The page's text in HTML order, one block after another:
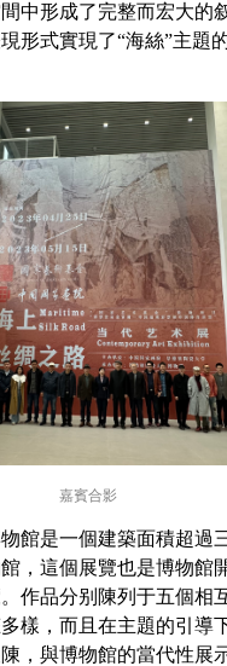
中形成了完整而宏大的
形式實現了“海絲”主題
嘉賓合影
館是一個建築面積超過
，這個展覽也是博物館
作品分别陳列于五個相
樣，而且在主題的引導
，與博物館的當代性展